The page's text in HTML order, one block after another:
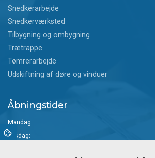
Snedkerarbejde
Snedkerværksted
Tilbygning og ombygning
Trætrappe
Tømrerarbejde
Udskiftning af døre og vinduer
Åbningstider
Mandag:
Tirsdag: